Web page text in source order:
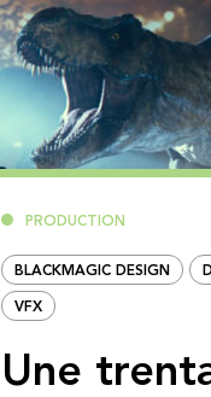
PRODUCTION
BLACKMAGIC DESIGN
VFX
Une